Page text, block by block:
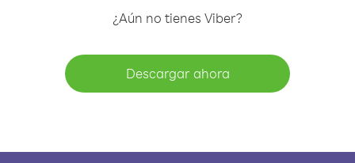
¿Aún no tienes Viber?
Descargar ahora